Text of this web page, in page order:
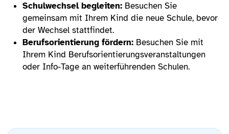
Schulwechsel begleiten: Besuchen Sie
gemeinsam mit Ihrem Kind die neue Schule, bevor
der Wechsel stattfindet.
Berufsorientierung fördern: Besuchen Sie mit
Ihrem Kind Berufsorientierungsveranstaltungen
oder Info-Tage an weiterführenden Schulen.